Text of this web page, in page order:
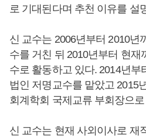
로 기대된다며 추천 이유를 설
신 교수는 2006년부터 2010년
수를 거친 뒤 2010년부터 현재
수로 활동하고 있다. 2014년부
법인 저명교수를 맡았고 2015
회계학회 국제교류 부회장으
신 교수는 현재 사외이사로 재